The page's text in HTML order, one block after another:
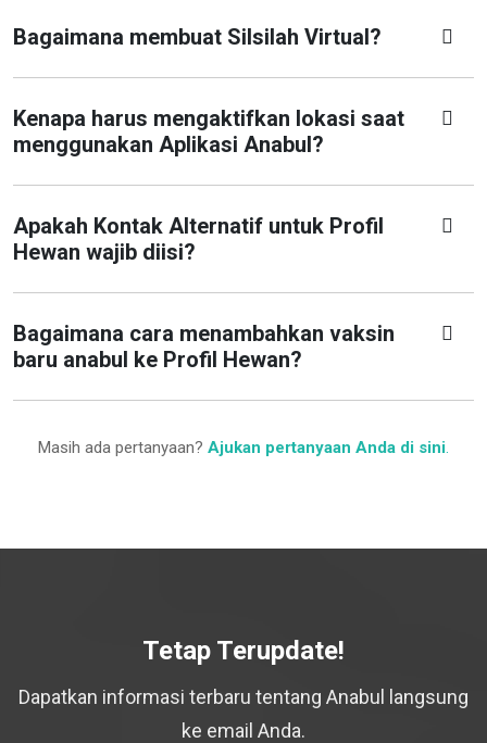
Bagaimana membuat Silsilah Virtual?
Kenapa harus mengaktifkan lokasi saat
menggunakan Aplikasi Anabul?
Apakah Kontak Alternatif untuk Profil
Hewan wajib diisi?
Bagaimana cara menambahkan vaksin
baru anabul ke Profil Hewan?
Masih ada pertanyaan? Ajukan pertanyaan Anda di sini.
Tetap Terupdate!
Dapatkan informasi terbaru tentang Anabul langsung
ke email Anda.